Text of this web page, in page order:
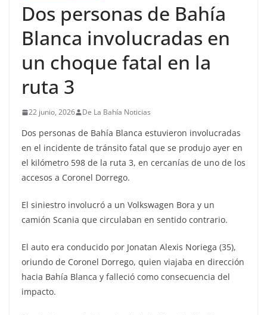
Dos personas de Bahía
Blanca involucradas en
un choque fatal en la
ruta 3
22 junio, 2026 De La Bahía Noticias
Dos personas de Bahía Blanca estuvieron involucradas
en el incidente de tránsito fatal que se produjo ayer en
el kilómetro 598 de la ruta 3, en cercanías de uno de los
accesos a Coronel Dorrego.
El siniestro involucró a un Volkswagen Bora y un
camión Scania que circulaban en sentido contrario.
El auto era conducido por Jonatan Alexis Noriega (35),
oriundo de Coronel Dorrego, quien viajaba en dirección
hacia Bahía Blanca y falleció como consecuencia del
impacto.